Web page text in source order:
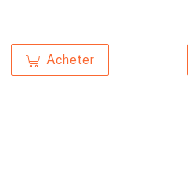
Acheter